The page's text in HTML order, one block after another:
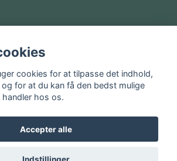
© 2026 Baby-love.dk
cookies for at tilpasse det indhold,
for at du kan få den bedst mulige
hos os.
Accepter alle